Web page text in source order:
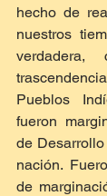
hecho de
nuestros
Pueblos
fueron
de
nación.
de